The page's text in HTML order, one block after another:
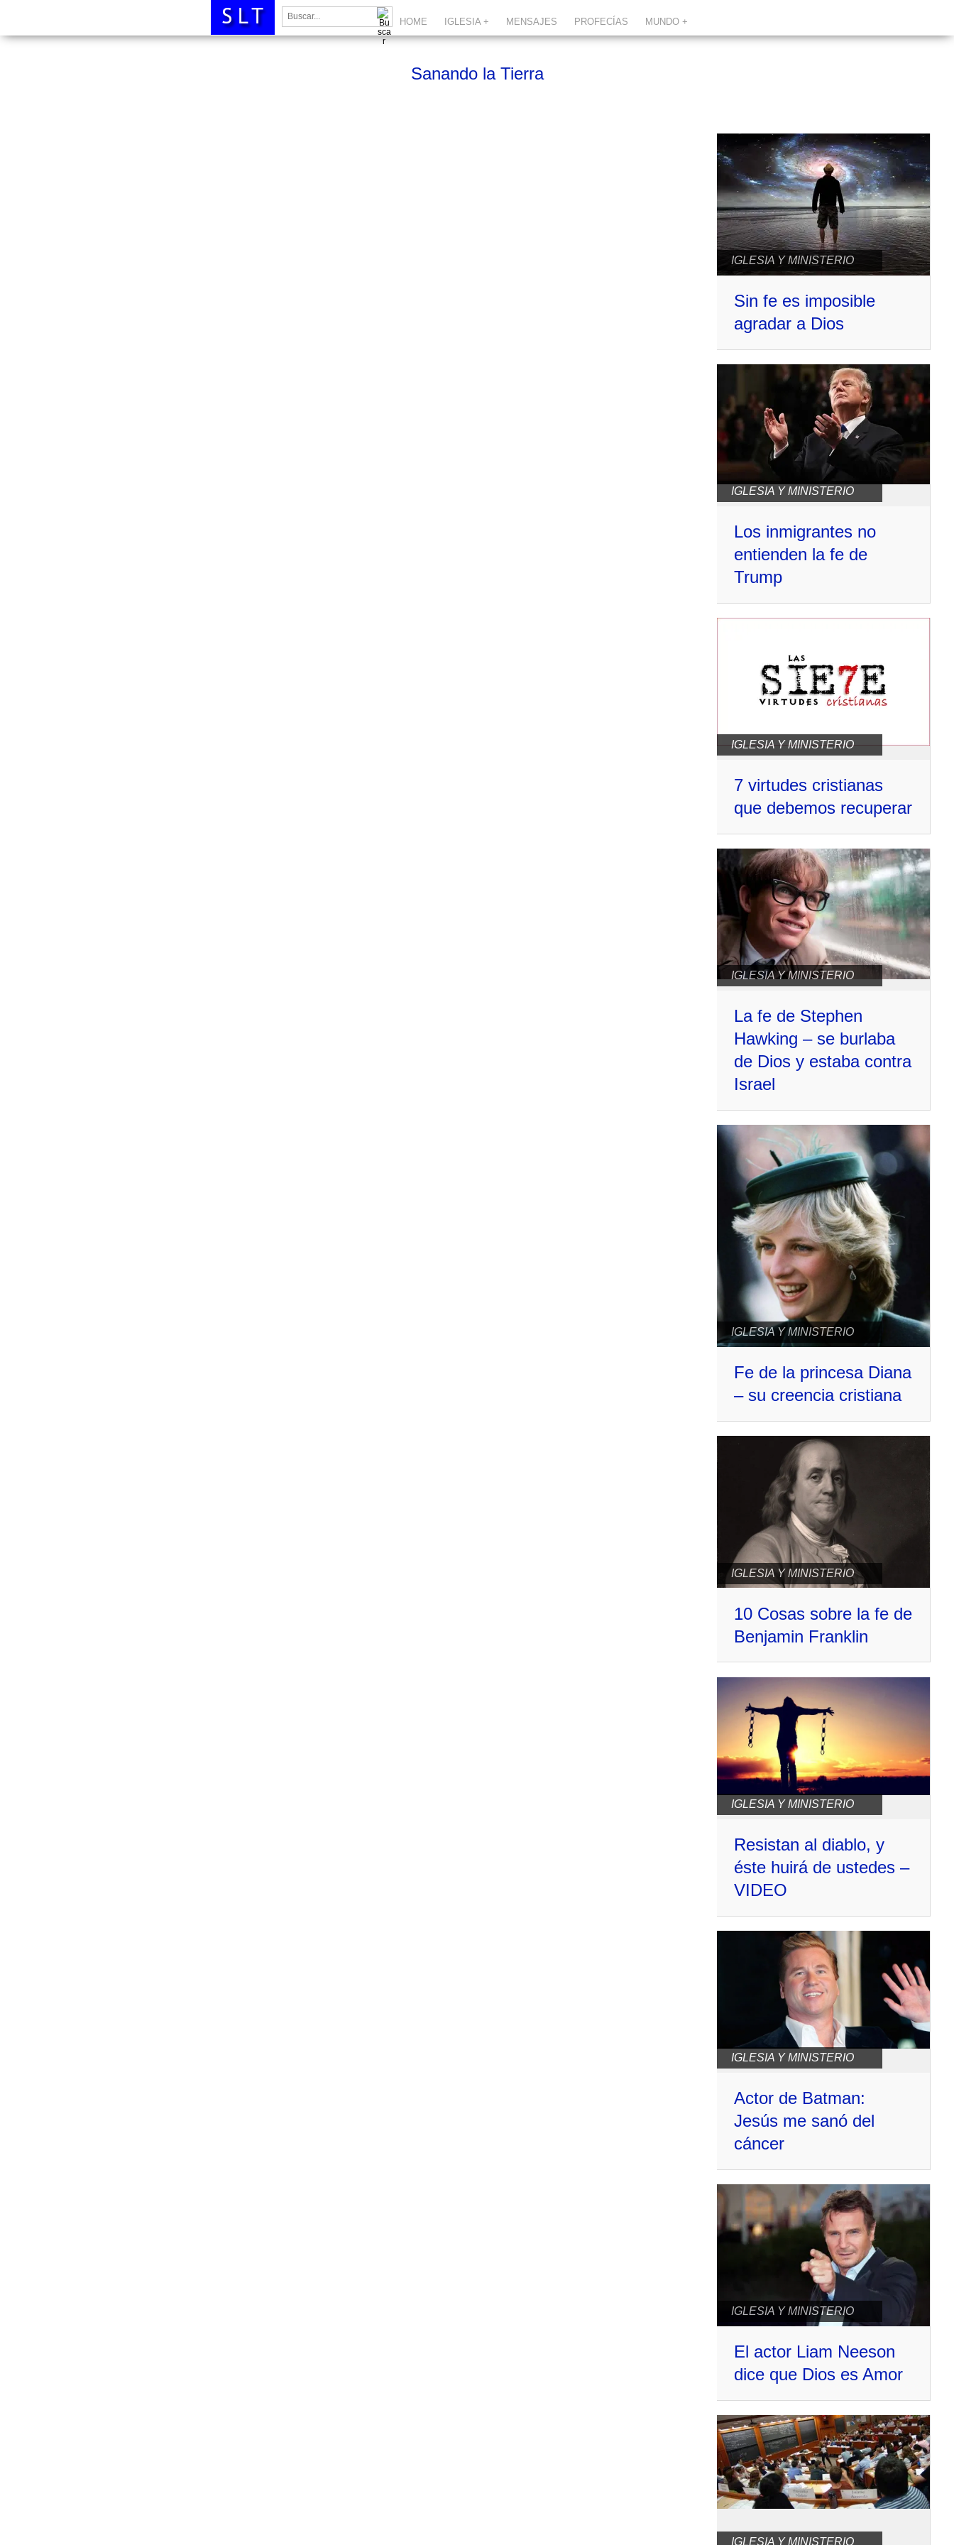
Buscar:
HOME IGLESIA + MENSAJES PROFECÍAS MUNDO +
Sanando la Tierra
IGLESIA Y MINISTERIO
Sin fe es imposible
agradar a Dios
IGLESIA Y MINISTERIO
Los inmigrantes no
entienden la fe de
Trump
IGLESIA Y MINISTERIO
7 virtudes cristianas
que debemos recuperar
IGLESIA Y MINISTERIO
La fe de Stephen
Hawking – se burlaba
de Dios y estaba contra
Israel
IGLESIA Y MINISTERIO
Fe de la princesa Diana
– su creencia cristiana
IGLESIA Y MINISTERIO
10 Cosas sobre la fe de
Benjamin Franklin
IGLESIA Y MINISTERIO
Resistan al diablo, y
éste huirá de ustedes –
VIDEO
IGLESIA Y MINISTERIO
Actor de Batman:
Jesús me sanó del
cáncer
IGLESIA Y MINISTERIO
El actor Liam Neeson
dice que Dios es Amor
IGLESIA Y MINISTERIO